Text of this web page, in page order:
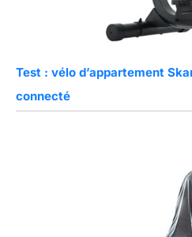
Test : vélo d’appartement
connecté